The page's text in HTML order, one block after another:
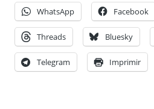
WhatsApp Facebook
Threads Bluesky
Telegram Imprimir